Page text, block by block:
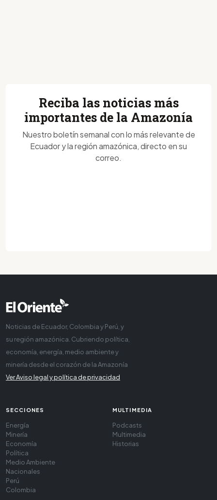
Reciba las noticias más
importantes de la Amazonía
Nuestro boletín semanal con lo más relevante de
Ecuador y la región amazónica, directo en su
correo.
Noticias de Ecuador, Colombia y Perú, y
su región amazónica. Cubriendo política,
economía, energía, medio ambiente y
minería desde el corazón de la Amazonía
Ver Aviso legal y política de privacidad
SECCIONES
Energía
Minería
Economía
Política
Medio Ambiente
Nacionales
Perú
Colombia
MULTIMEDIA
Podcasts
Multimedia
Historias